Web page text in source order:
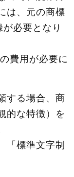
は、元の商標
必要となり
費用が必要に
する場合、商
的な特徴）を
「標準文字制